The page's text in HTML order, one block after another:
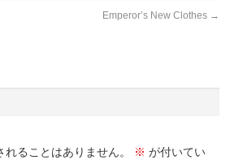
Emperor’s New Clothes →
ることはありません。 ※ が付いてい